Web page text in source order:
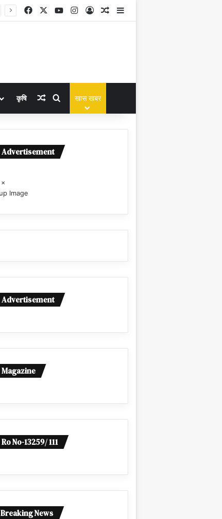
FacebookYouTubeInstagram
Log InRandom Article
Sidebar
कृषि Random Article
Search for
खास खबर
Advertisement
×
Advertisement
Magazine
Ro No-13259/ 111
Breaking News